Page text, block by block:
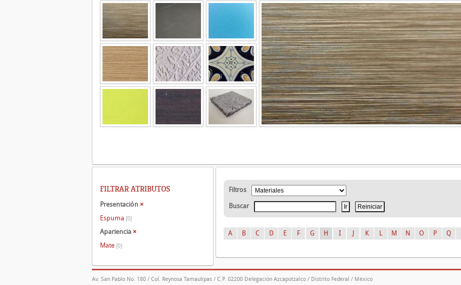
Filtros
Buscar
A B C D E F G H I K L M N O P Q
FILTRAR ATRIBUTOS
Presentación ×
Espuma [0]
Apariencia ×
Mate [0]
Av. San Pablo No. 180 / Col. Reynosa Tamaulipas / C.P. 02200 Delegación Azcapotzalco / Distrito Federal / México